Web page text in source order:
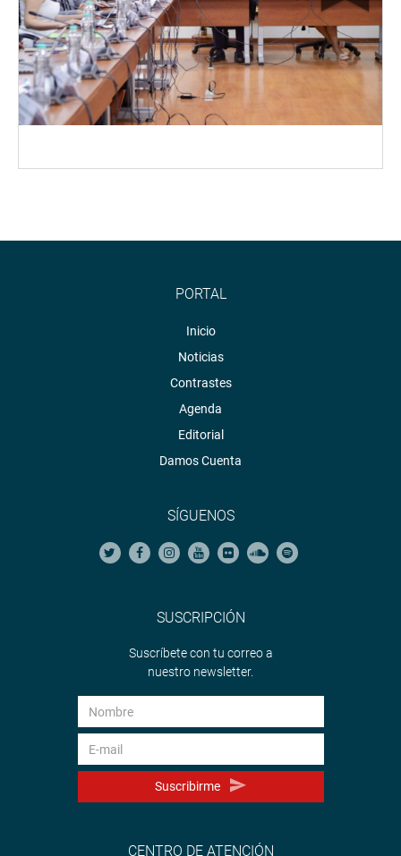
PORTAL
Inicio
Noticias
Contrastes
Agenda
Editorial
Damos Cuenta
SÍGUENOS
SUSCRIPCIÓN
Suscríbete con tu correo a
nuestro newsletter.
Suscribirme
CENTRO DE ATENCIÓN